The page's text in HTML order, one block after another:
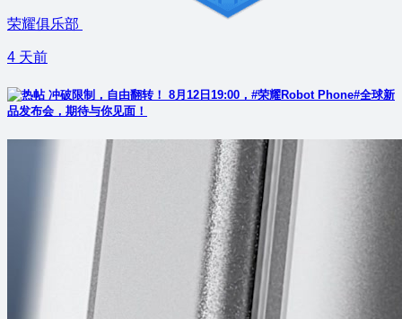
荣耀俱乐部
4 天前
冲破限制，自由翻转！ 8月12日19:00，#荣耀Robot Phone#全球新
品发布会，期待与你见面！